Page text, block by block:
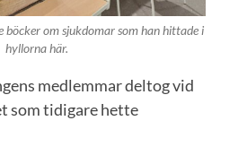
böcker om sjukdomar som han hittade i
hyllorna här.
medlemmar deltog vid
som tidigare hette